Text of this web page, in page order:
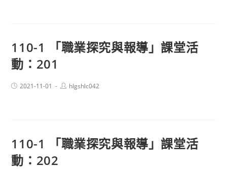
110-1 「職業探究與報導」課堂活
動：201
Post2021-11-01
Posthlgshlc042
110-1 「職業探究與報導」課堂活
動：202